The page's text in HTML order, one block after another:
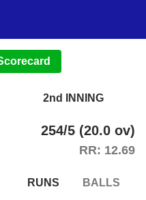
2nd INNING
254/5 (20.0 ov)
RR: 12.69
RUNS BALLS